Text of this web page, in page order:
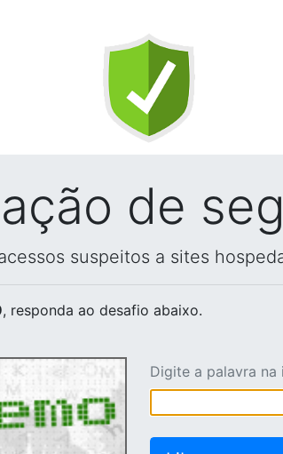
de
suspeitos a sites
, responda ao desafio abaixo.
Digite a palavra